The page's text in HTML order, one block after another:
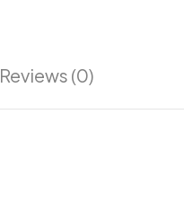
Reviews (0)